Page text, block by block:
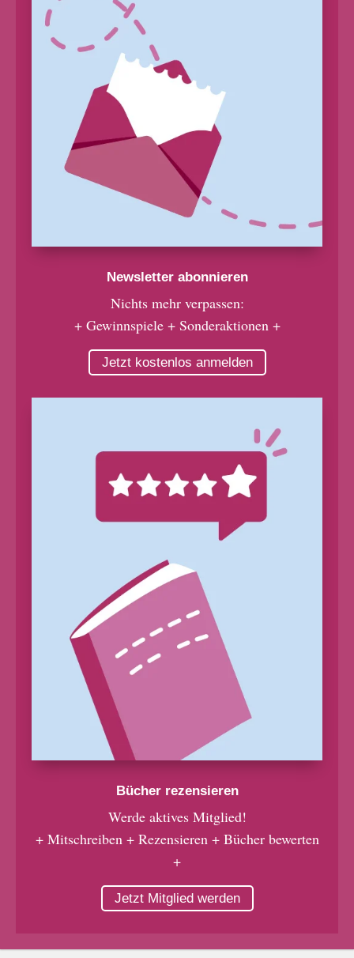
Newsletter abonnieren
Nichts mehr verpassen:
+ Gewinnspiele + Sonderaktionen +
Jetzt kostenlos anmelden
Bücher rezensieren
Werde aktives Mitglied!
+ Mitschreiben + Rezensieren + Bücher bewerten
+
Jetzt Mitglied werden